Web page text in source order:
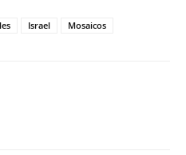
Israel Mosaicos